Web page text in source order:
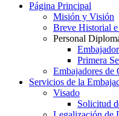
Página Principal
Misión y Visión
Breve Historial
Personal
Embajador
Primera
Embajadores de
Servicios de la
Visado
Solicitud